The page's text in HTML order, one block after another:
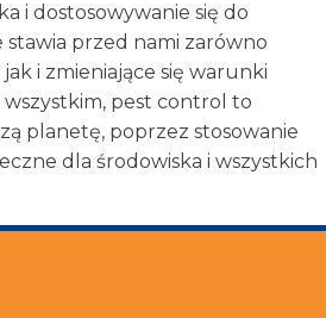
i dostosowywanie się do
stawia przed nami zarówno
i zmieniające się warunki
pest control to
planetę, poprzez stosowanie
dla środowiska i wszystkich